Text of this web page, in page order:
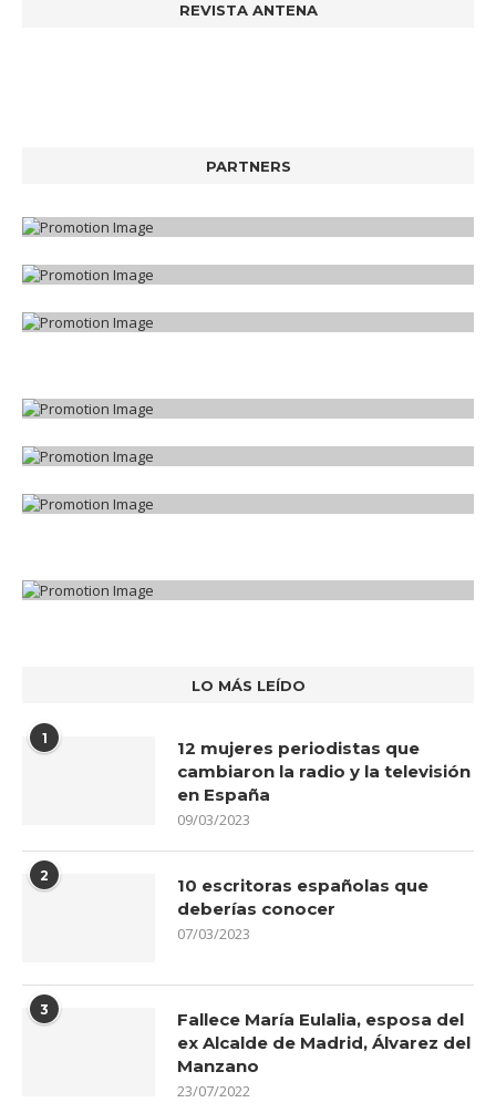
REVISTA ANTENA
PARTNERS
LO MÁS LEÍDO
1
12 mujeres periodistas que
cambiaron la radio y la televisión
en España
09/03/2023
2
10 escritoras españolas que
deberías conocer
07/03/2023
3
Fallece María Eulalia, esposa del
ex Alcalde de Madrid, Álvarez del
Manzano
23/07/2022